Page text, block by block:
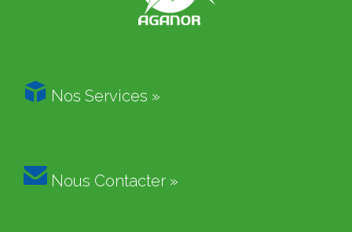
 Nos Services »
 Nous Contacter »